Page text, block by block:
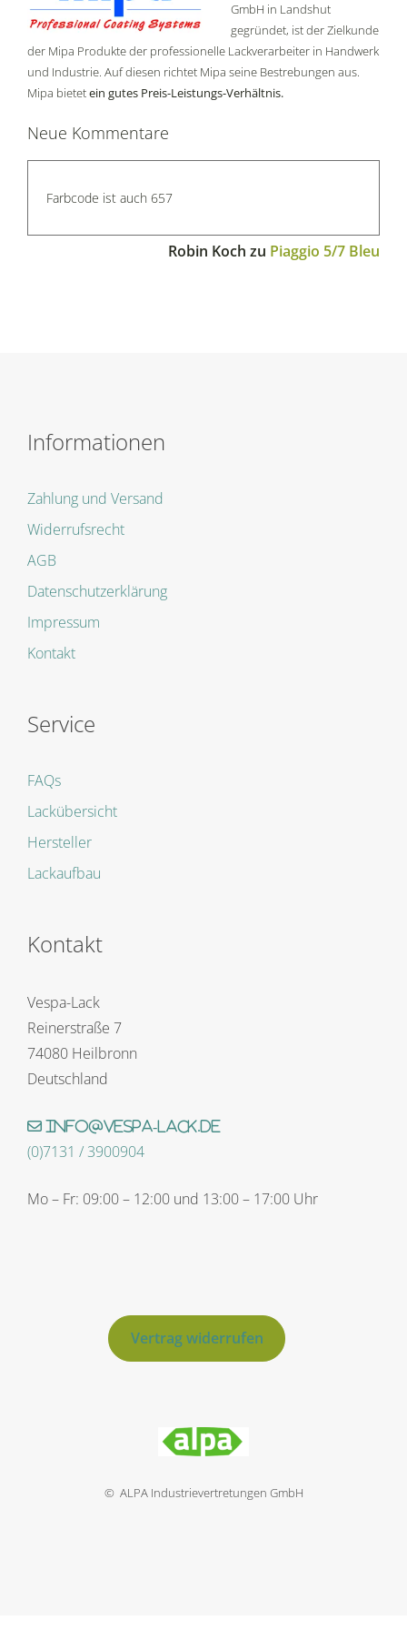
GmbH in Landshut
gegründet, ist der Zielkunde
der Mipa Produkte der professionelle Lackverarbeiter in Handwerk
und Industrie. Auf diesen richtet Mipa seine Bestrebungen aus.
Mipa bietetein gutes Preis-Leistungs-Verhältnis.
Neue Kommentare
Farbcode ist auch 657
Robin Koch zu Piaggio 5/7 Bleu
Informationen
Zahlung und Versand
Widerrufsrecht
AGB
Datenschutzerklärung
Impressum
Kontakt
Service
FAQs
Lackübersicht
Hersteller
Lackaufbau
Kontakt
Vespa-Lack
Reinerstraße 7
74080 Heilbronn
Deutschland
info@vespa-lack.de
(0)7131 / 3900904
Mo – Fr: 09:00 – 12:00 und 13:00 – 17:00 Uhr
Vertrag widerrufen
© ALPA Industrievertretungen GmbH